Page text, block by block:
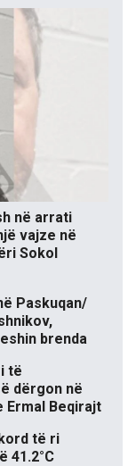
në arrati
vajze në
Sokol
Paskuqan/
brenda
të
dërgon në
Ermal Beqirajt
të ri
41.2°C